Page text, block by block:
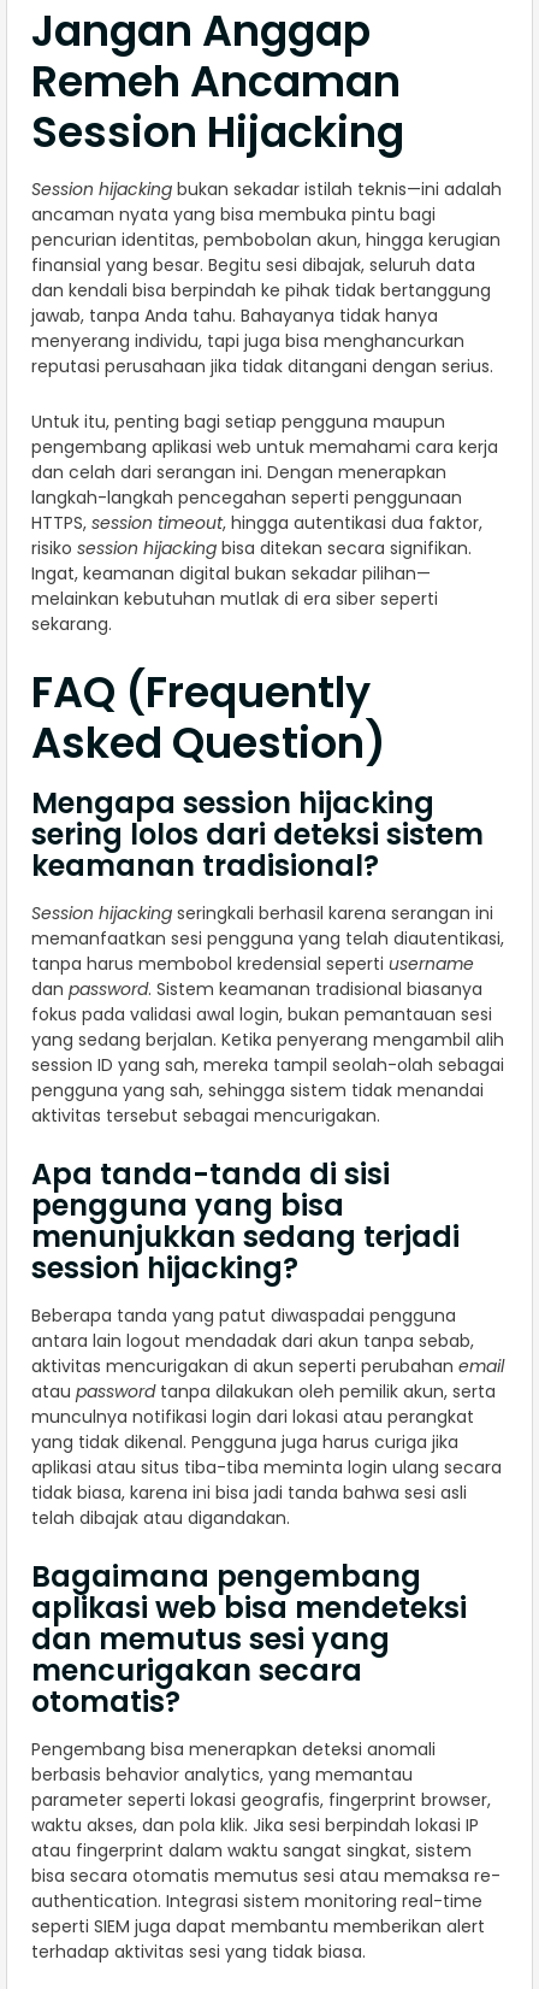
Jangan Anggap
Remeh Ancaman
Session Hijacking
Session hijacking bukan sekadar istilah teknis—ini adalah
ancaman nyata yang bisa membuka pintu bagi
pencurian identitas, pembobolan akun, hingga kerugian
finansial yang besar. Begitu sesi dibajak, seluruh data
dan kendali bisa berpindah ke pihak tidak bertanggung
jawab, tanpa Anda tahu. Bahayanya tidak hanya
menyerang individu, tapi juga bisa menghancurkan
reputasi perusahaan jika tidak ditangani dengan serius.
Untuk itu, penting bagi setiap pengguna maupun
pengembang aplikasi web untuk memahami cara kerja
dan celah dari serangan ini. Dengan menerapkan
langkah-langkah pencegahan seperti penggunaan
HTTPS, session timeout, hingga autentikasi dua faktor,
risiko session hijacking bisa ditekan secara signifikan.
Ingat, keamanan digital bukan sekadar pilihan—
melainkan kebutuhan mutlak di era siber seperti
sekarang.
FAQ (Frequently
Asked Question)
Mengapa session hijacking
sering lolos dari deteksi sistem
keamanan tradisional?
Session hijacking seringkali berhasil karena serangan ini
memanfaatkan sesi pengguna yang telah diautentikasi,
tanpa harus membobol kredensial seperti username
dan password. Sistem keamanan tradisional biasanya
fokus pada validasi awal login, bukan pemantauan sesi
yang sedang berjalan. Ketika penyerang mengambil alih
session ID yang sah, mereka tampil seolah-olah sebagai
pengguna yang sah, sehingga sistem tidak menandai
aktivitas tersebut sebagai mencurigakan.
Apa tanda-tanda di sisi
pengguna yang bisa
menunjukkan sedang terjadi
session hijacking?
Beberapa tanda yang patut diwaspadai pengguna
antara lain logout mendadak dari akun tanpa sebab,
aktivitas mencurigakan di akun seperti perubahan email
atau passwordtanpa dilakukan oleh pemilik akun, serta
munculnya notifikasi login dari lokasi atau perangkat
yang tidak dikenal. Pengguna juga harus curiga jika
aplikasi atau situs tiba-tiba meminta login ulang secara
tidak biasa, karena ini bisa jadi tanda bahwa sesi asli
telah dibajak atau digandakan.
Bagaimana pengembang
aplikasi web bisa mendeteksi
dan memutus sesi yang
mencurigakan secara
otomatis?
Pengembang bisa menerapkan deteksi anomali
berbasis behavior analytics, yang memantau
parameter seperti lokasi geografis, fingerprint browser,
waktu akses, dan pola klik. Jika sesi berpindah lokasi IP
atau fingerprint dalam waktu sangat singkat, sistem
bisa secara otomatis memutus sesi atau memaksa re-
authentication. Integrasi sistem monitoring real-time
seperti SIEM juga dapat membantu memberikan alert
terhadap aktivitas sesi yang tidak biasa.